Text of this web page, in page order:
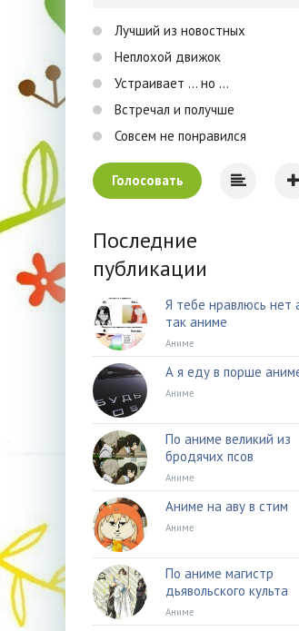
Лучший из новостных
Неплохой движок
Устраивает ... но ...
Встречал и получше
Совсем не понравился
Голосовать
Последние
публикации
Я тебе нравлюсь нет
так аниме
Аниме
А я еду в порше
Аниме
По аниме великий из
бродячих псов
Аниме
Аниме на аву в стим
Аниме
По аниме магистр
дьявольского культа
Аниме